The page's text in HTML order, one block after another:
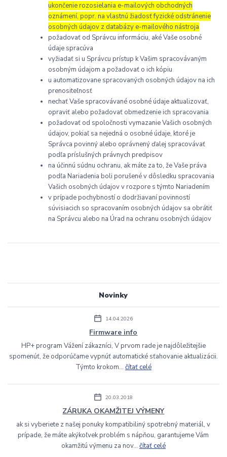
Novinky
14.04.2026
Firmware info
HP+ program Vážení zákazníci, V prvom rade je najdôležitejšie
spomenúť, že odporúčame vypnúť automatické sťahovanie aktualizácii.
Týmto krokom... čítať celé
20.03.2018
ZÁRUKA OKAMŽITEJ VÝMENY
ak si vyberiete z našej ponuky kompatibiliný spotrebný materiál, v
prípade, že máte akýkoľvek problém s nápňou, garantujeme Vám
okamžitú výmenu za nov... čítať celé
ukončenie rozosielania e-mailových obchodných
oznámení, popr. na vlastnú žiadosť fyzické odstránenie
osobných údajov z databázy e-mailového nástroja
požadovať od Správcu informáciu, aké Vaše osobné
údaje spracúva
vyžiadať si u Správcu prístup k Vašim spracovávaným
osobným údajom a požadovať o ich kópiu
u automatizovane spracovaných osobných údajov na ich
prenositeľnosť
nechať Vaše spracovávané osobné údaje aktualizovať,
opraviť alebo požadovať obmedzenie ich spracovania
požadovať od spoločnosti vymazanie Vašich osobných
údajov, pokiaľ sa nejedná o osobné údaje, ktoré je
Správca povinný alebo oprávnený ďalej spracovávať
podľa príslušných právnych predpisov
na účinnú súdnu ochranu, ak máte za to, že Vaše práva
podľa Nariadenia boli porušené v dôsledku spracovania
Vašich osobných údajov v rozpore s týmto Nariadením
v prípade pochybností o dodržiavaní povinností
súvisiacich so spracovaním osobných údajov sa obrátiť
na Správcu alebo na Úrad na ochranu osobných údajov